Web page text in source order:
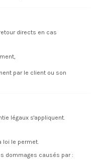
directs en cas
par le client ou son
légaux s'appliquent.
loi le permet.
dommages causés par :